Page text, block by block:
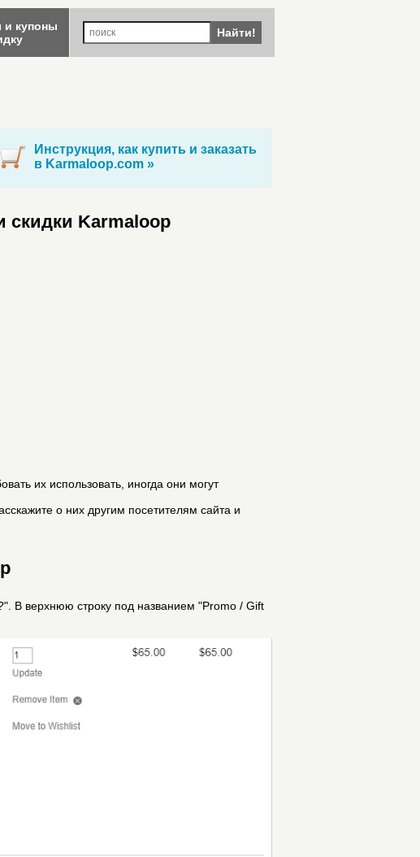
купоны
Найти!
Инструкция, как купить и заказать
в Karmaloop.com »
Karmaloop
их использовать, иногда они могут
о них другим посетителям сайта и
В верхнюю строку под названием "Promo / Gift